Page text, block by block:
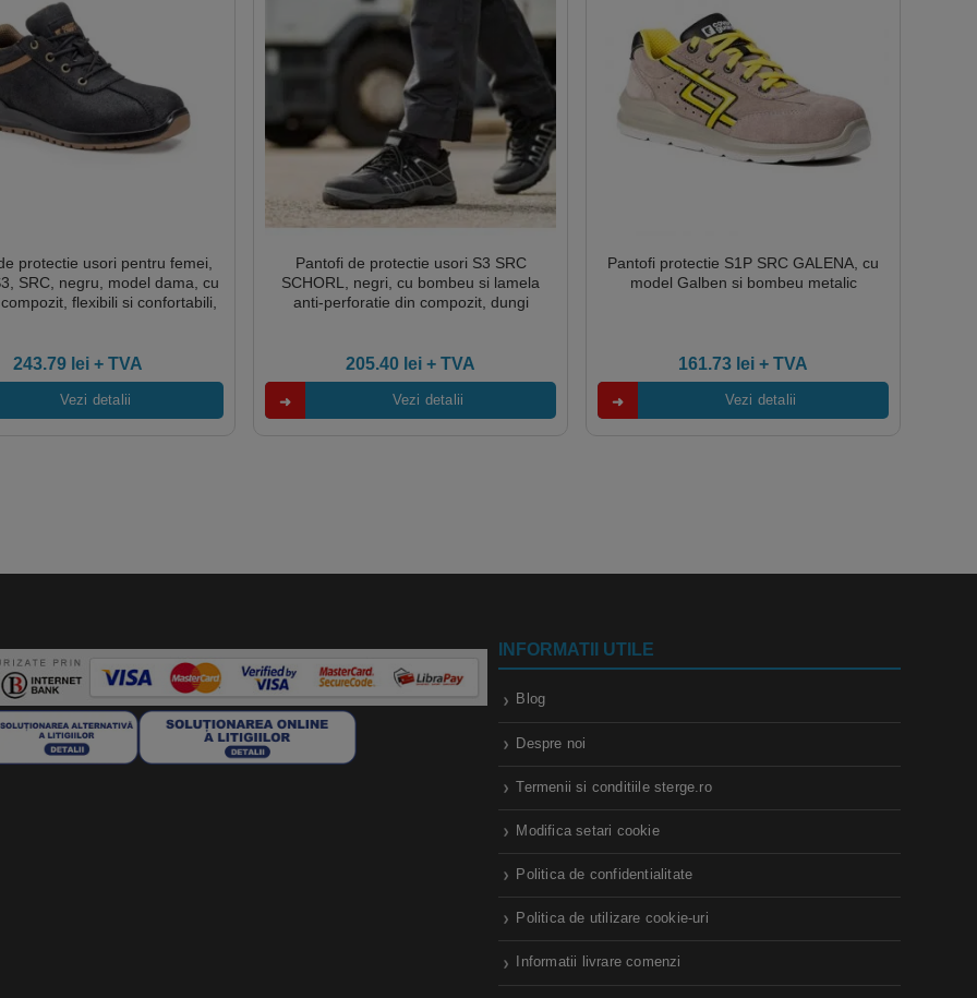
protectie usori pentru femei,
SRC, negru, model dama, cu
flexibili si confortabili,
243.79 lei + TVA
Vezi detalii
Pantofi de protectie usori S3 SRC
SCHORL, negri, cu bombeu si lamela
anti-perforatie din compozit, dungi
205.40 lei + TVA
Vezi detalii
Pantofi protectie S1P SRC GALENA, cu
model Galben si bombeu metalic
161.73 lei + TVA
Vezi detalii
INFORMATII UTILE
Blog
Despre noi
Termenii si conditiile sterge.ro
Modifica setari cookie
Politica de confidentialitate
Politica de utilizare cookie-uri
Informatii livrare comenzi